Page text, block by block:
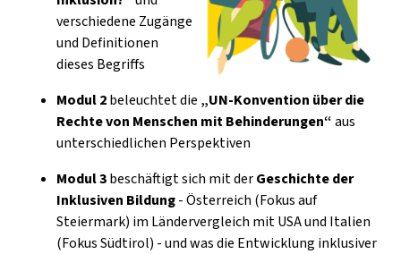
verschiedene Zugänge
und Definitionen
dieses Begriffs
Modul 2beleuchtet die „UN-Konvention über die
Rechte von Menschen mit Behinderungen“aus
unterschiedlichen Perspektiven
Modul 3beschäftigt sich mit derGeschichte der
Inklusiven Bildung- Österreich (Fokus auf
Steiermark) im Ländervergleich mit USA und Italien
(Fokus Südtirol) - und was die Entwicklung inklusiver